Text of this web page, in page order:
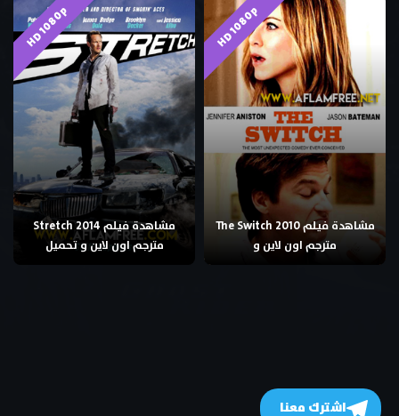
HD 1080p
مشاهدة فيلم The Switch 2010
مترجم اون لاين و
HD 1080p
مشاهدة فيلم Stretch 2014
مترجم اون لاين و تحميل
اشترك معنا